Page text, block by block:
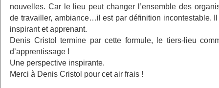
nouvelles. Car le lieu peut changer l’ensemble des
de travailler, ambiance…il est par définition incontestable.
inspirant et apprenant.
Denis Cristol termine par cette formule, le tiers-lieu
d’apprentissage !
Une perspective inspirante.
Merci à Denis Cristol pour cet air frais !